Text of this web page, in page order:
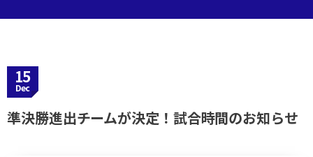
15
Dec
準決勝進出チームが決定！試合時間のお知らせ